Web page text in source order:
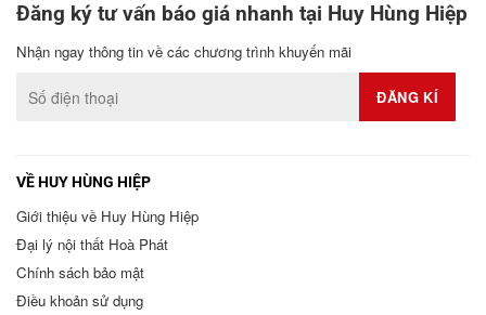
Đăng ký tư vấn báo giá nhanh tại Huy Hùng Hiệp
Nhận ngay thông tin về các chương trình khuyến mãi
VỀ HUY HÙNG HIỆP
Giới thiệu về Huy Hùng Hiệp
Đại lý nội thất Hoà Phát
Chính sách bảo mật
Điều khoản sử dụng